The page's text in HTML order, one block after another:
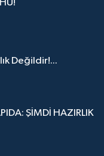
Değildir!...
ŞİMDİ HAZIRLIK